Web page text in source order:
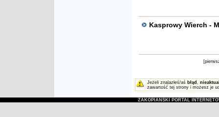
Kasprowy Wierch -
Jeżeli znalazłeś/aś błąd ,
zawartość tej strony i możesz je
ZAKOPIAŃSKI PORTAL